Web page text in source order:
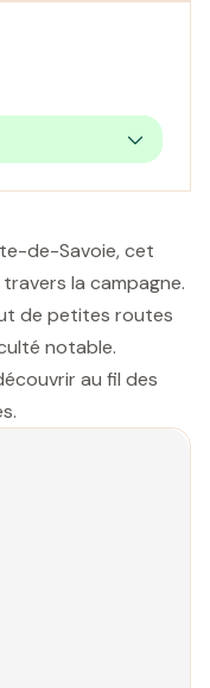
de-Savoie, cet
la campagne.
de petites routes
notable.
au fil des